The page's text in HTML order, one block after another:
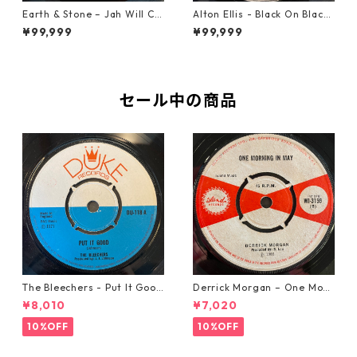
Earth & Stone – Jah Will Cu
t You Down【7-21914】
¥99,999
Alton Ellis - Black On Black
【7-21982】
¥99,999
セール中の商品
The Bleechers - Put It Good
【7-21637】
¥8,010
10%OFF
Derrick Morgan – One Morn
ing In May【7-21653】
¥7,020
10%OFF